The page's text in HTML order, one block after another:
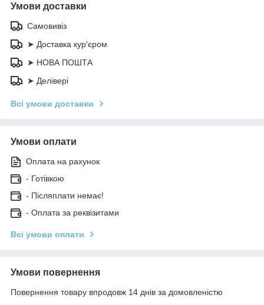
Умови доставки
Самовивіз
➤ Доставка кур'єром
➤ НОВА ПОШТА
➤ Делівері
Всі умови доставки
Умови оплати
Оплата на рахунок
- Готівкою
- Післяплати немає!
- Оплата за реквізитами
Всі умови оплати
Умови повернення
Повернення товару впродовж 14 днів за домовленістю